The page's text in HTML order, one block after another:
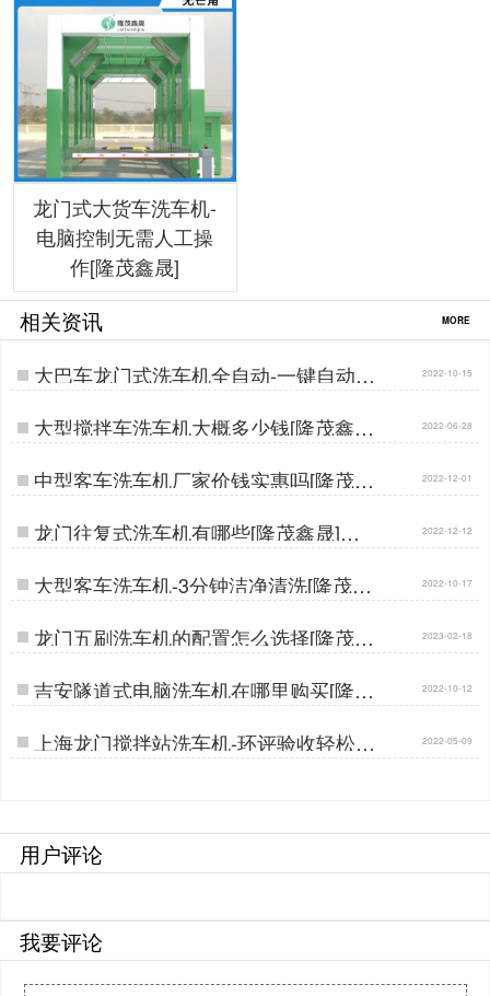
龙门式大货车洗车机-
电脑控制无需人工操
作[隆茂鑫晟]
相关资讯 MORE
大巴车龙门式洗车机全自动-一键自动清
洗[隆茂鑫晟]…
2022-10-15
大型搅拌车洗车机大概多少钱[隆茂鑫晟]
…
2022-06-28
中型客车洗车机厂家价钱实惠吗[隆茂鑫
晟]…
2022-12-01
龙门往复式洗车机有哪些[隆茂鑫晟]… 2022-12-12
大型客车洗车机-3分钟洁净清洗[隆茂鑫
晟]…
2022-10-17
龙门五刷洗车机的配置怎么选择[隆茂鑫
晟] …
2023-02-18
吉安隧道式电脑洗车机在哪里购买[隆茂
鑫晟]…
2022-10-12
上海龙门搅拌站洗车机-环评验收轻松通
过[隆茂鑫晟]…
2022-05-09
用户评论
我要评论